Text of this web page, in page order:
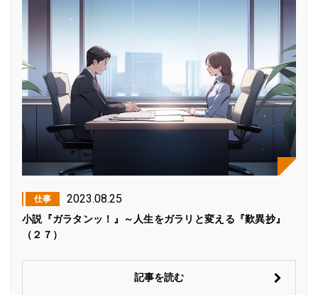
仕事 2023.08.25
小説『ガラタンッ！』～人生をガラリと変える『歎異抄』
（２７）
記事を読む